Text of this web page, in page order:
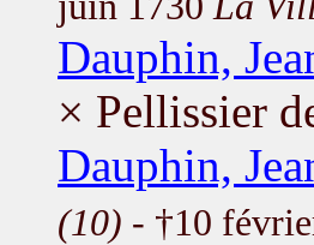
Dauphin,
× Pellissier
Dauphin,
(10) - †10